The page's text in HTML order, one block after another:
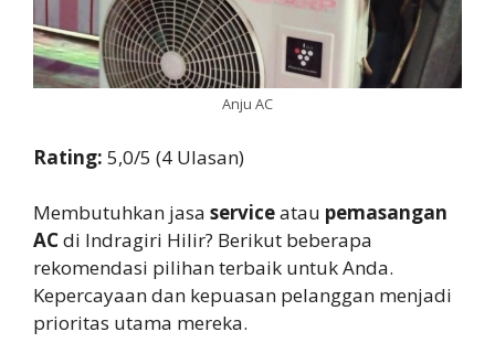
Anju AC
Rating: 5,0/5 (4 Ulasan)
Membutuhkan jasa serviceatau pemasangan
ACdi Indragiri Hilir? Berikut beberapa
rekomendasi pilihan terbaik untuk Anda.
Kepercayaan dan kepuasan pelanggan menjadi
prioritas utama mereka.